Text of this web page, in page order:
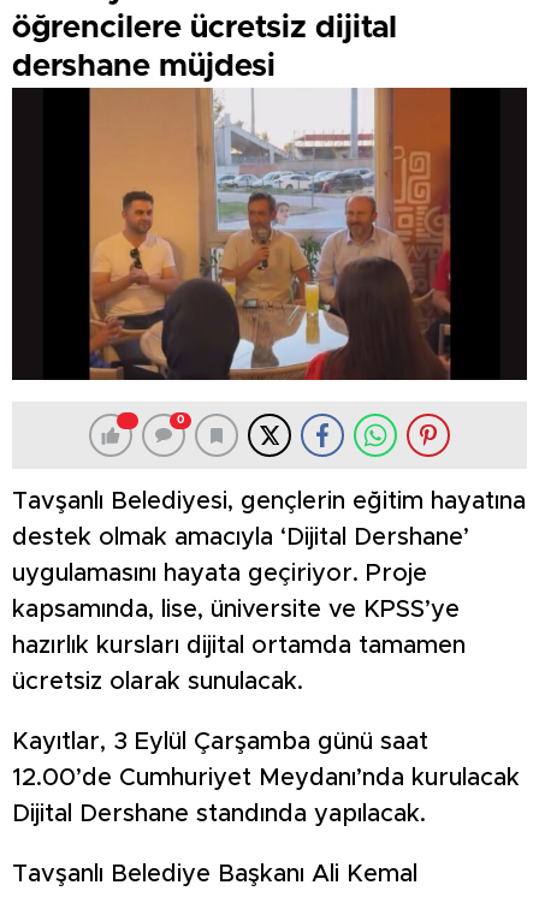
öğrencilere ücretsiz dijital
dershane müjdesi
0
Tavşanlı Belediyesi, gençlerin eğitim hayatına
destek olmak amacıyla ‘Dijital Dershane’
uygulamasını hayata geçiriyor. Proje
kapsamında, lise, üniversite ve KPSS’ye
hazırlık kursları dijital ortamda tamamen
ücretsiz olarak sunulacak.
Kayıtlar, 3 Eylül Çarşamba günü saat
12.00’de Cumhuriyet Meydanı’nda kurulacak
Dijital Dershane standında yapılacak.
Tavşanlı Belediye Başkanı Ali Kemal